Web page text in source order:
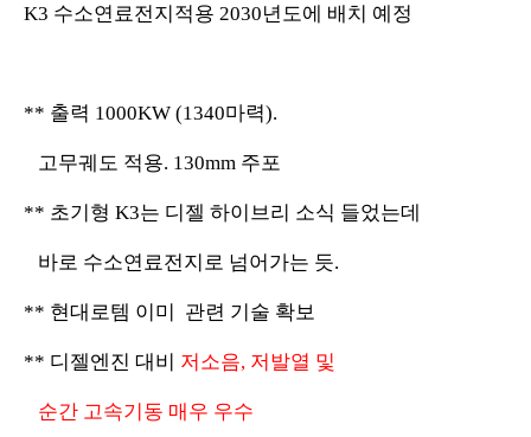
K3 수소연료전지적용 2030년도에 배치 예정
** 출력 1000KW (1340마력).
고무궤도 적용. 130mm 주포
** 초기형 K3는 디젤 하이브리 소식 들었는데
바로 수소연료전지로 넘어가는 듯.
** 현대로템 이미 관련 기술 확보
** 디젤엔진 대비 저소음, 저발열 및
순간 고속기동 매우 우수